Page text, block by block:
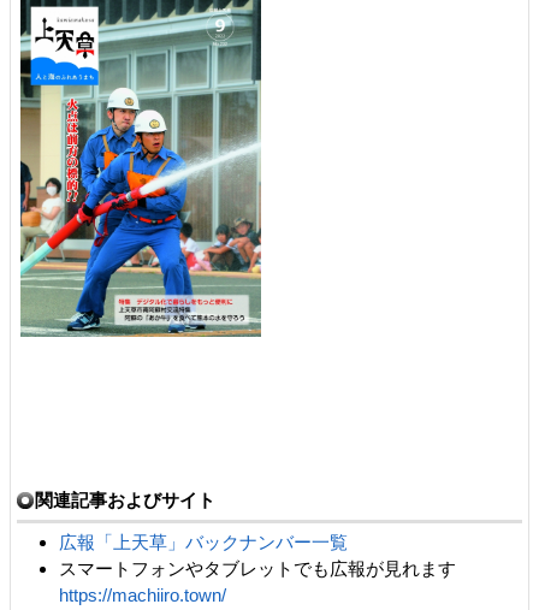
関連記事およびサイト
広報「上天草」バックナンバー一覧
スマートフォンやタブレットでも広報が見れます
https://machiiro.town/